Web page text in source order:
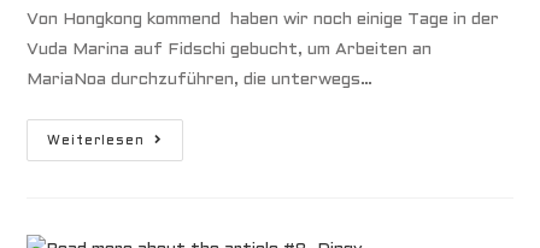
Von Hongkong kommend haben wir noch einige Tage in der
Vuda Marina auf Fidschi gebucht, um Arbeiten an
MariaNoa durchzuführen, die unterwegs…
Weiterlesen
Arbeiten